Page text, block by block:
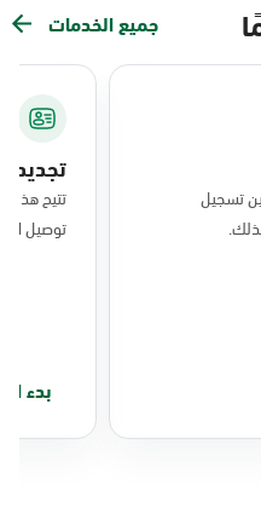
جميع الخدمات
تسجيل
تجديد
تتيح هذه
توصيل
بدء